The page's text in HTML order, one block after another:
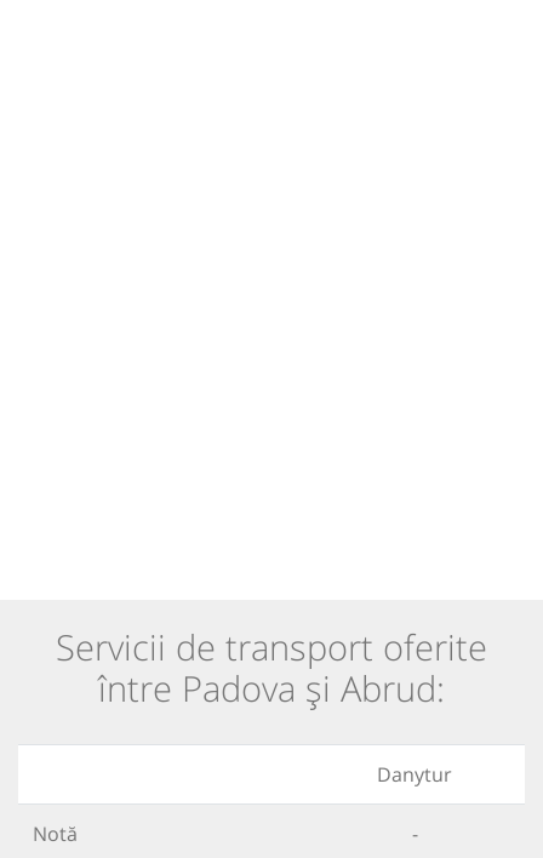
Servicii de transport oferite
între Padova și Abrud:
Danytur
Notă -